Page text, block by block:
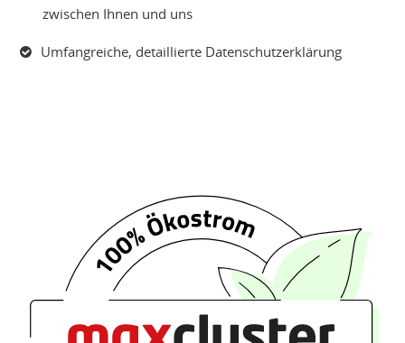
zwischen Ihnen und uns
Umfangreiche, detaillierte Datenschutzerklärung